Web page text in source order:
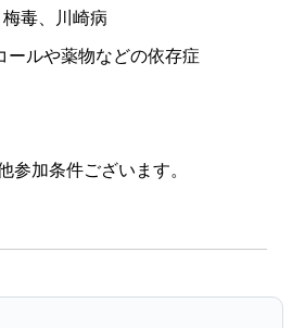
梅毒、川崎病
ールや薬物などの依存症
参加条件ございます。